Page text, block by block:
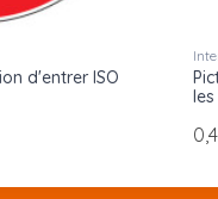
d'entrer ISO
les